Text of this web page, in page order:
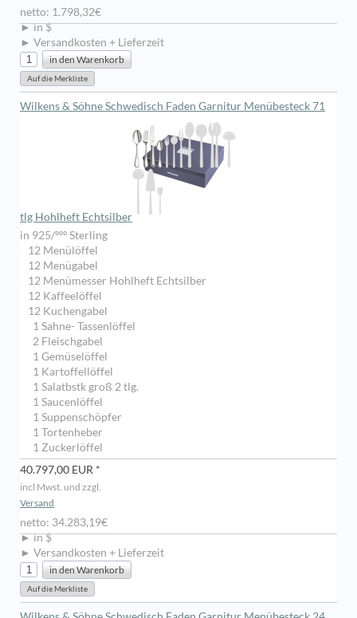
netto: 1.798,32€
► in $
► Versandkosten + Lieferzeit
Wilkens & Söhne Schwedisch Faden Garnitur Menübesteck 71
tlg Hohlheft Echtsilber
in 925/ººº Sterling
12 Menülöffel
12 Menügabel
12 Menümesser Hohlheft Echtsilber
12 Kaffeelöffel
12 Kuchengabel
1 Sahne- Tassenlöffel
2 Fleischgabel
1 Gemüselöffel
1 Kartoffellöffel
1 Salatbstk groß 2 tlg.
1 Saucenlöffel
1 Suppenschöpfer
1 Tortenheber
1 Zuckerlöffel
40.797,00 EUR *
incl Mwst. und zzgl.
Versand
netto: 34.283,19€
► in $
► Versandkosten + Lieferzeit